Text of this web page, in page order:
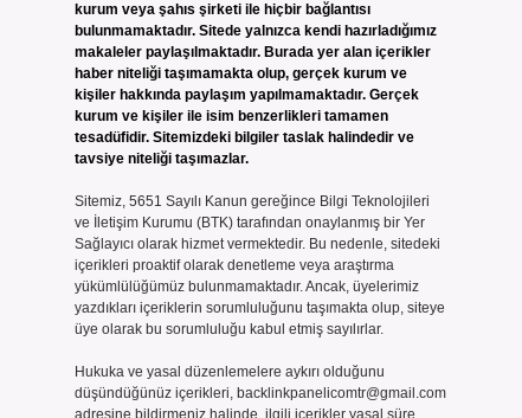
kurum veya şahıs şirketi ile hiçbir bağlantısı
bulunmamaktadır. Sitede yalnızca kendi hazırladığımız
makaleler paylaşılmaktadır. Burada yer alan içerikler
haber niteliği taşımamakta olup, gerçek kurum ve
kişiler hakkında paylaşım yapılmamaktadır. Gerçek
kurum ve kişiler ile isim benzerlikleri tamamen
tesadüfidir. Sitemizdeki bilgiler taslak halindedir ve
tavsiye niteliği taşımazlar.
Sitemiz, 5651 Sayılı Kanun gereğince Bilgi Teknolojileri
ve İletişim Kurumu (BTK) tarafından onaylanmış bir Yer
Sağlayıcı olarak hizmet vermektedir. Bu nedenle, sitedeki
içerikleri proaktif olarak denetleme veya araştırma
yükümlülüğümüz bulunmamaktadır. Ancak, üyelerimiz
yazdıkları içeriklerin sorumluluğunu taşımakta olup, siteye
üye olarak bu sorumluluğu kabul etmiş sayılırlar.
Hukuka ve yasal düzenlemelere aykırı olduğunu
düşündüğünüz içerikleri, backlinkpanelicomtr@gmail.com
adresine bildirmeniz halinde, ilgili içerikler yasal süre